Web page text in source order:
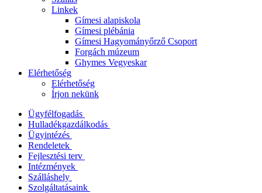
Linkek
Gímesi alapiskola
Gímesi plébánia
Gímesi Hagyományőrző Csoport
Forgách múzeum
Ghymes Vegyeskar
Elérhetőség
Elérhetőség
Írjon nekünk
Ügyfélfogadás
Hulladékgazdálkodás
Ügyintézés
Rendeletek
Fejlesztési terv
Intézmények
Szálláshely
Szolgáltatásaink